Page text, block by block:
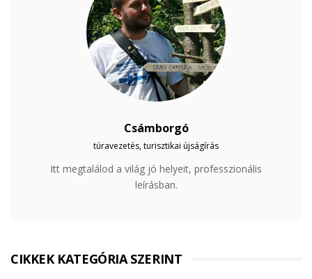
Csámborgó
túravezetés, turisztikai újságírás
Itt megtalálod a világ jó helyeit, professzionális
leírásban.
CIKKEK KATEGÓRIA SZERINT